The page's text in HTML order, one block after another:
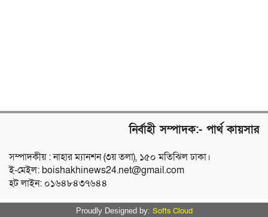
নির্বাহী সম্পাদক:- পার্থ কায়সার
সম্পাদকীয় : নাহার ম্যানশন (৩য় তলা), ১৫০ মতিঝিল ঢাকা।
ই-মেইল: boishakhinews24.net@gmail.com
হট লাইন: ০১৬৪৮৪৩৭৬৪৪
Proudly Designed by: Softs Cloud